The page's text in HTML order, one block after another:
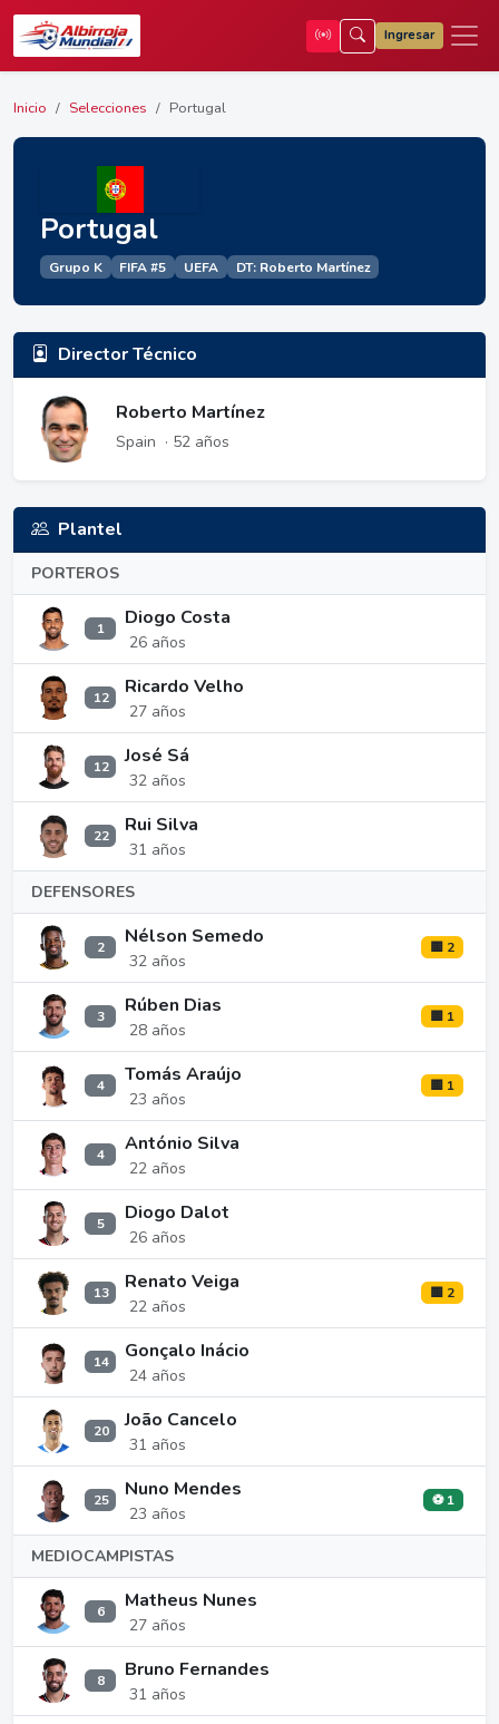
Ingresar
Inicio Selecciones Portugal
Portugal
Grupo K FIFA #5 UEFA DT: Roberto Martínez
Director Técnico
Roberto Martínez
Spain · 52 años
Plantel
PORTEROS
1 Diogo Costa
26 años
12 Ricardo Velho
27 años
12 José Sá
32 años
22 Rui Silva
31 años
DEFENSORES
2 Nélson Semedo
32 años
🟨 2
3 Rúben Dias
28 años
🟨 1
4 Tomás Araújo
23 años
🟨 1
4 António Silva
22 años
5 Diogo Dalot
26 años
13 Renato Veiga
22 años
🟨 2
14 Gonçalo Inácio
24 años
20 João Cancelo
31 años
25 Nuno Mendes
23 años
⚽ 1
MEDIOCAMPISTAS
6 Matheus Nunes
27 años
8 Bruno Fernandes
31 años